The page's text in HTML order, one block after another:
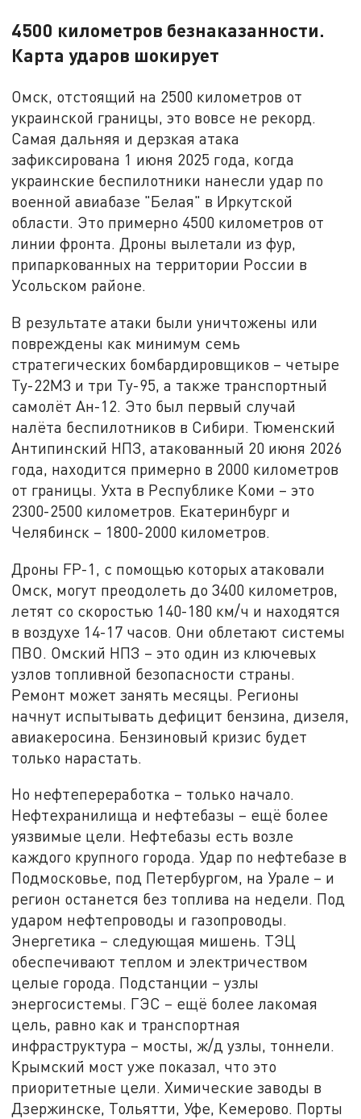
4500 километров безнаказанности.
Карта ударов шокирует
Омск, отстоящий на 2500 километров от
украинской границы, это вовсе не рекорд.
Самая дальняя и дерзкая атака
зафиксирована 1 июня 2025 года, когда
украинские беспилотники нанесли удар по
военной авиабазе "Белая" в Иркутской
области. Это примерно 4500 километров от
линии фронта. Дроны вылетали из фур,
припаркованных на территории России в
Усольском районе.
В результате атаки были уничтожены или
повреждены как минимум семь
стратегических бомбардировщиков – четыре
Ту-22М3 и три Ту-95, а также транспортный
самолёт Ан-12. Это был первый случай
налёта беспилотников в Сибири. Тюменский
Антипинский НПЗ, атакованный 20 июня 2026
года, находится примерно в 2000 километров
от границы. Ухта в Республике Коми – это
2300-2500 километров. Екатеринбург и
Челябинск – 1800-2000 километров.
Дроны FP-1, с помощью которых атаковали
Омск, могут преодолеть до 3400 километров,
летят со скоростью 140-180 км/ч и находятся
в воздухе 14-17 часов. Они облетают системы
ПВО. Омский НПЗ – это один из ключевых
узлов топливной безопасности страны.
Ремонт может занять месяцы. Регионы
начнут испытывать дефицит бензина, дизеля,
авиакеросина. Бензиновый кризис будет
только нарастать.
Но нефтепереработка – только начало.
Нефтехранилища и нефтебазы – ещё более
уязвимые цели. Нефтебазы есть возле
каждого крупного города. Удар по нефтебазе в
Подмосковье, под Петербургом, на Урале – и
регион останется без топлива на недели. Под
ударом нефтепроводы и газопроводы.
Энергетика – следующая мишень. ТЭЦ
обеспечивают теплом и электричеством
целые города. Подстанции – узлы
энергосистемы. ГЭС – ещё более лакомая
цель, равно как и транспортная
инфраструктура – мосты, ж/д узлы, тоннели.
Крымский мост уже показал, что это
приоритетные цели. Химические заводы в
Дзержинске, Тольятти, Уфе, Кемерово. Порты